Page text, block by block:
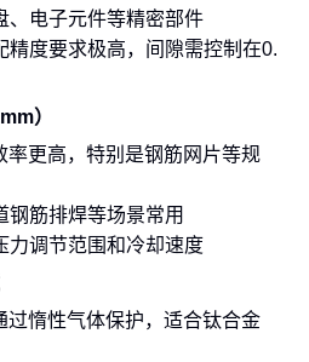
、电子元件等精密部件
精度要求极高，间隙需控制在0.
）
率更高，特别是钢筋网片等规
钢筋排焊等场景常用
力调节范围和冷却速度
过惰性气体保护，适合钛合金